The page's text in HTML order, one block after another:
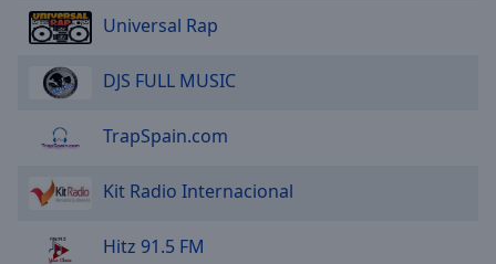
Universal Rap
DJS FULL MUSIC
TrapSpain.com
Kit Radio Internacional
Hitz 91.5 FM